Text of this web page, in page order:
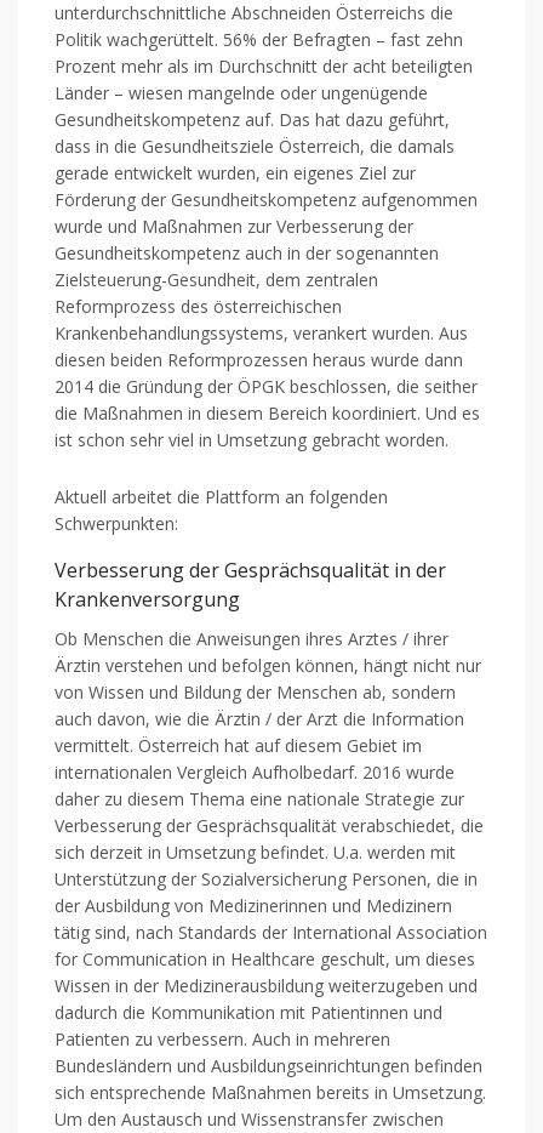
unterdurchschnittliche Abschneiden Österreichs die
Politik wachgerüttelt. 56% der Befragten – fast zehn
Prozent mehr als im Durchschnitt der acht beteiligten
Länder – wiesen mangelnde oder ungenügende
Gesundheitskompetenz auf. Das hat dazu geführt,
dass in die Gesundheitsziele Österreich, die damals
gerade entwickelt wurden, ein eigenes Ziel zur
Förderung der Gesundheitskompetenz aufgenommen
wurde und Maßnahmen zur Verbesserung der
Gesundheitskompetenz auch in der sogenannten
Zielsteuerung-Gesundheit, dem zentralen
Reformprozess des österreichischen
Krankenbehandlungssystems, verankert wurden. Aus
diesen beiden Reformprozessen heraus wurde dann
2014 die Gründung der ÖPGK beschlossen, die seither
die Maßnahmen in diesem Bereich koordiniert. Und es
ist schon sehr viel in Umsetzung gebracht worden.
Aktuell arbeitet die Plattform an folgenden
Schwerpunkten:
Verbesserung der Gesprächsqualität in der
Krankenversorgung
Ob Menschen die Anweisungen ihres Arztes / ihrer
Ärztin verstehen und befolgen können, hängt nicht nur
von Wissen und Bildung der Menschen ab, sondern
auch davon, wie die Ärztin / der Arzt die Information
vermittelt. Österreich hat auf diesem Gebiet im
internationalen Vergleich Aufholbedarf. 2016 wurde
daher zu diesem Thema eine nationale Strategie zur
Verbesserung der Gesprächsqualität verabschiedet, die
sich derzeit in Umsetzung befindet. U.a. werden mit
Unterstützung der Sozialversicherung Personen, die in
der Ausbildung von Medizinerinnen und Medizinern
tätig sind, nach Standards der International Association
for Communication in Healthcare geschult, um dieses
Wissen in der Medizinerausbildung weiterzugeben und
dadurch die Kommunikation mit Patientinnen und
Patienten zu verbessern. Auch in mehreren
Bundesländern und Ausbildungseinrichtungen befinden
sich entsprechende Maßnahmen bereits in Umsetzung.
Um den Austausch und Wissenstransfer zwischen